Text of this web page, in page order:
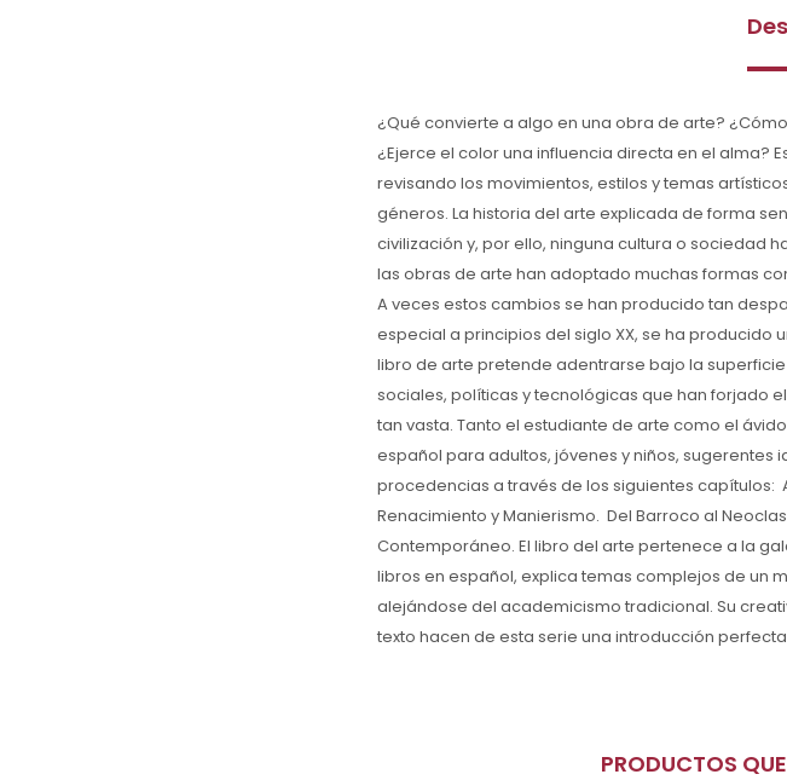
¿Qué convierte a algo en una obra de arte?
¿Ejerce el color una influencia directa en el alma?
revisando los movimientos, estilos y temas
géneros. La historia del arte explicada de forma
civilización y, por ello, ninguna cultura o sociedad
las obras de arte han adoptado muchas formas
A veces estos cambios se han producido tan
especial a principios del siglo XX, se ha producido
libro de arte pretende adentrarse bajo la
sociales, políticas y tecnológicas que han forjado
tan vasta. Tanto el estudiante de arte como el
español para adultos, jóvenes y niños,
procedencias a través de los siguientes capítulos: 
Renacimiento y Manierismo.  Del Barroco al
Contemporáneo. El libro del arte pertenece a la
libros en español, explica temas complejos de un
alejándose del academicismo tradicional. Su
texto hacen de esta serie una introducción
PRODUCTOS